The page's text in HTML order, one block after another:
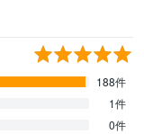
188件
1件
0件